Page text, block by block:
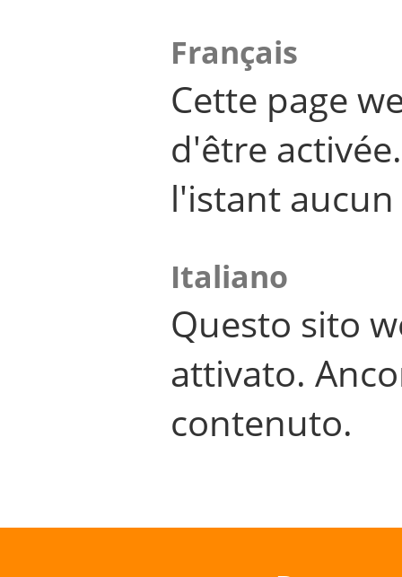
Français
Cette page
d'être
l'istant
Italiano
Questo sito
attivato.
contenuto.